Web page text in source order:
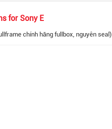
for Sony E
chính hãng fullbox, nguyên seal)